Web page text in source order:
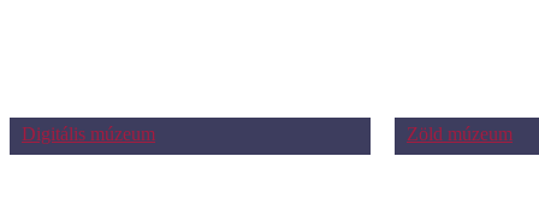
Digitális múzeum Zöld múzeum